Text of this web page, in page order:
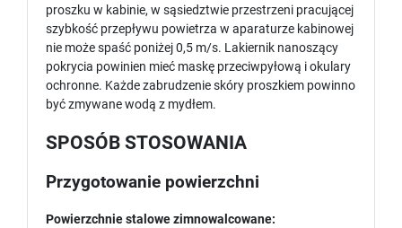
proszku w kabinie, w sąsiedztwie przestrzeni pracującej
szybkość przepływu powietrza w aparaturze kabinowej
nie może spaść poniżej 0,5 m/s. Lakiernik nanoszący
pokrycia powinien mieć maskę przeciwpyłową i okulary
ochronne. Każde zabrudzenie skóry proszkiem powinno
być zmywane wodą z mydłem.
SPOSÓB STOSOWANIA
Przygotowanie powierzchni
Powierzchnie stalowe zimnowalcowane: